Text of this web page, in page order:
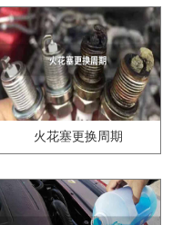
火花塞更换周期